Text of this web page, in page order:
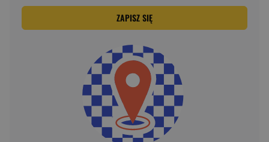
ZAPISZ SIĘ